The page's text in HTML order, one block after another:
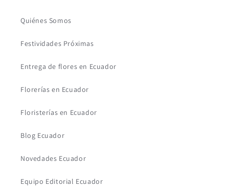
Quiénes Somos
Festividades Próximas
Entrega de flores en Ecuador
Florerías en Ecuador
Floristerías en Ecuador
Blog Ecuador
Novedades Ecuador
Equipo Editorial Ecuador